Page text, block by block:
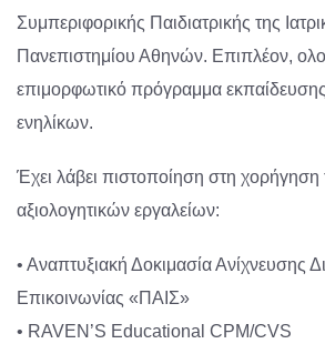
Συμπεριφορικής Παιδιατρικής της
Πανεπιστημίου Αθηνών. Επιπλέον,
επιμορφωτικό πρόγραμμα
ενηλίκων.
Έχει λάβει πιστοποίηση στη
αξιολογητικών εργαλείων:
• Αναπτυξιακή Δοκιμασία Ανίχνευσης
Επικοινωνίας «ΠΑΙΣ»
• RAVEN’S Educational CPM/CVS